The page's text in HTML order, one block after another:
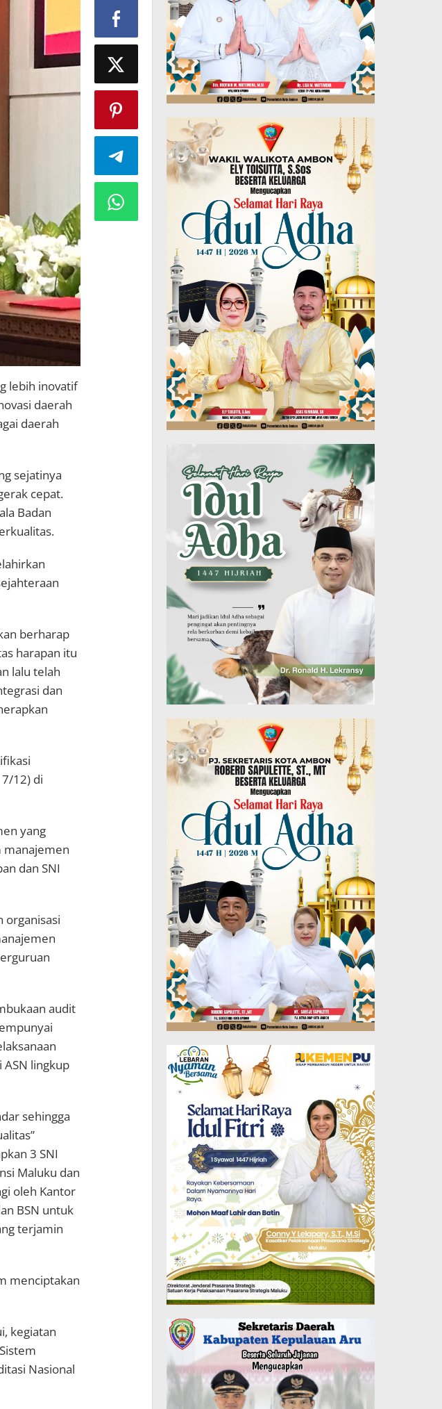
lebih inovatif
daerah
daerah
sejatinya
cepat.
Badan
berharap
harapan itu
lalu telah
dan
12) di
yang
manajemen
dan SNI
organisasi
audit
lingkup
sehingga
3 SNI
Maluku dan
oleh Kantor
BSN untuk
terjamin
menciptakan
kegiatan
Nasional